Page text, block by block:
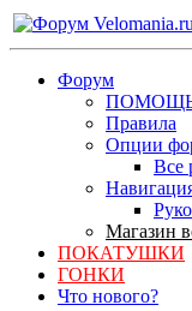
Форум
Правила
Опции
Все
Магазин
ПОКАТУШКИ
ГОНКИ
Что нового?